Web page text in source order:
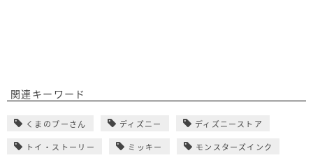
関連キーワード
くまのプーさん ディズニー ディズニーストア
トイ・ストーリー ミッキー モンスターズインク